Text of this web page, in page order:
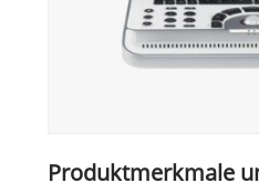
Produktmerkmale